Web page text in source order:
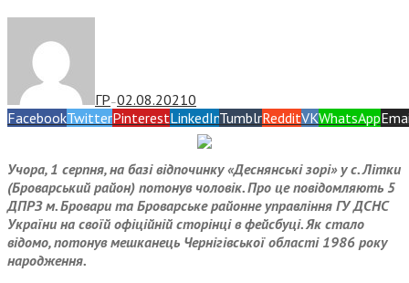
ГР —02.08.20210
FacebookTwitterPinterestLinkedInTumblrRedditVKWhatsApp
Учора, 1 серпня, на базі відпочинку «Деснянські зорі» у с. Літки
(Броварський район) потонув чоловік. Про це повідомляють 5
ДПРЗ м. Бровари та Броварське районне управління ГУ ДСНС
України на своїй офіційній сторінці в фейсбуці. Як стало
відомо, потонув мешканець Чернігівської області 1986 року
народження.